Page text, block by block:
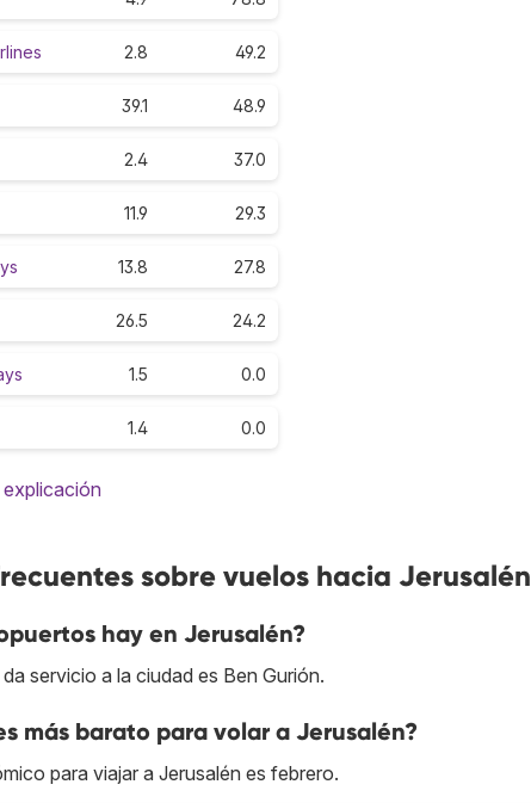
2.8 49.2
39.1 48.9
2.4 37.0
11.9 29.3
13.8 27.8
26.5 24.2
1.5 0.0
1.4 0.0
explicación
sobre vuelos hacia Jerusalén
hay en Jerusalén?
servicio a la ciudad es Ben Gurión.
más barato para volar a Jerusalén?
para viajar a Jerusalén es febrero.